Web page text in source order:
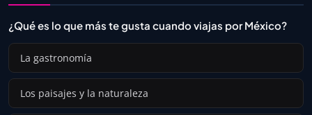
¿Qué es lo que más te gusta cuando viajas por México?
La gastronomía
Los paisajes y la naturaleza